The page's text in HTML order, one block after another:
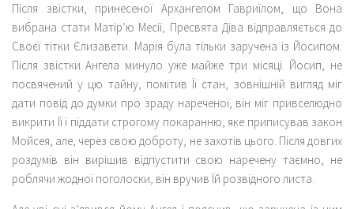
Після звістки, принесеної Архангелом Гавриїлом, що Вона
вибрана стати Матір’ю Месії, Пресвята Діва відправляється до
Своєї тітки Єлизавети. Марія була тільки заручена із Йосипом.
Після звістки Ангела минуло уже майже три місяці. Йосип, не
посвячений у цю тайну, помітив Її стан, зовнішній вигляд міг
дати повід до думки про зраду нареченої, він міг привселюдно
викрити Її і піддати строгому покаранню, яке приписував закон
Мойсея, але, через свою доброту, не захотів цього. Після довгих
роздумів він вирішив відпустити свою наречену таємно, не
роблячи жодної поголоски, він вручив Їй розвідного листа.